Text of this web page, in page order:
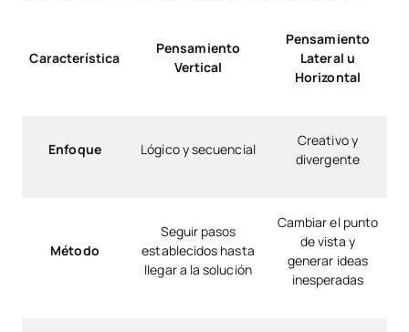
Característica
Pensamiento
Vertical
Pensamiento
Lateral u
Horizontal
Enfoque Lógico y secuencial
Creativo y
divergente
Método
Seguir pasos
establecidos hasta
llegar a la solución
Cambiar el punto
de vista y
generar ideas
inesperadas